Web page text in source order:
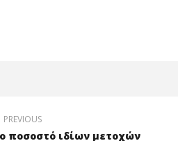
PREVIOUS
ποσοστό ιδίων μετοχών